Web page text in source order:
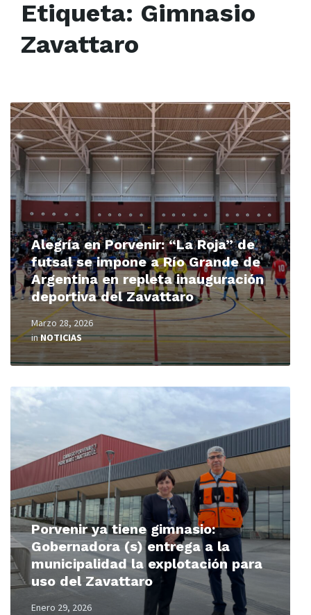
Etiqueta: Gimnasio
Zavattaro
Alegría en Porvenir: “La Roja” de
futsal se impone a Río Grande de
Argentina en repleta inauguración
deportiva del Zavattaro
Marzo 28, 2026
inNOTICIAS
Read
More
Porvenir ya tiene gimnasio:
Gobernadora (s) entrega a la
municipalidad la explotación para
uso del Zavattaro
Enero 29, 2026
Read
More